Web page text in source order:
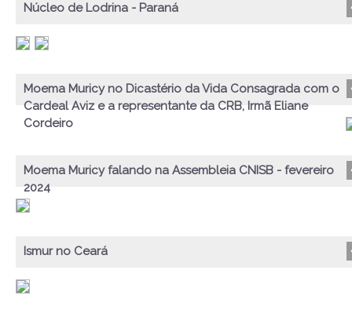
Núcleo de Lodrina - Paraná
Moema Muricy no Dicastério da Vida Consagrada com o
Cardeal Aviz e a representante da CRB, Irmã Eliane
Cordeiro
Moema Muricy falando na Assembleia CNISB - fevereiro
2024
Ismur no Ceará